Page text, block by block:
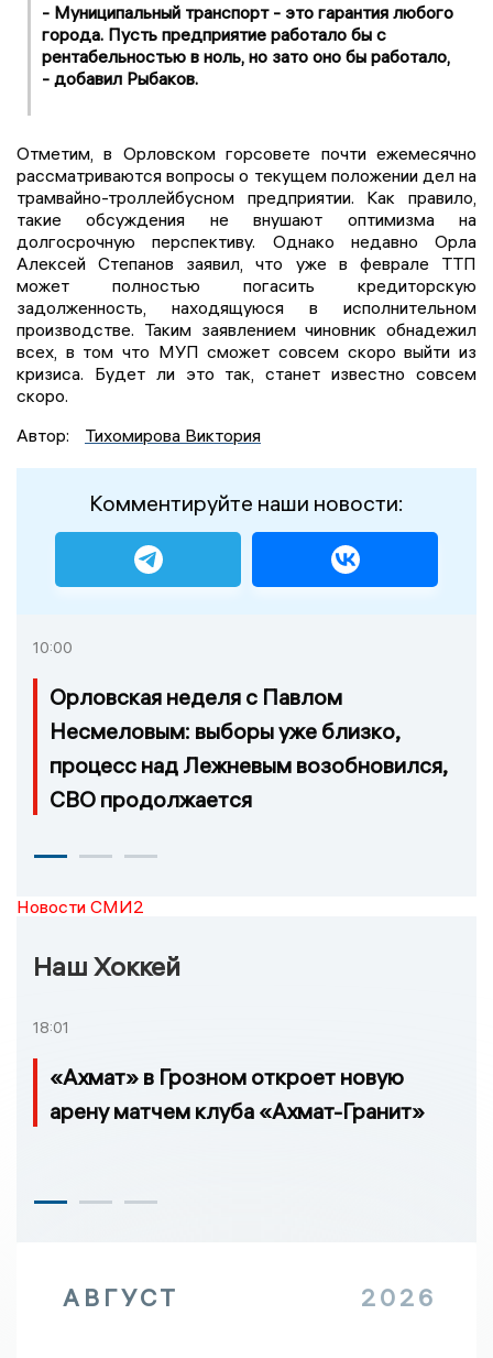
- Муниципальный транспорт - это гарантия любого
города. Пусть предприятие работало бы с
рентабельностью в ноль, но зато оно бы работало,
- добавил Рыбаков.
Отметим, в Орловском горсовете почти ежемесячно
рассматриваются вопросы о текущем положении дел на
трамвайно-троллейбусном предприятии. Как правило,
такие обсуждения не внушают оптимизма на
долгосрочную перспективу. Однако недавно Орла
Алексей Степанов заявил, что уже в феврале ТТП
может полностью погасить кредиторскую
задолженность, находящуюся в исполнительном
производстве. Таким заявлением чиновник обнадежил
всех, в том что МУП сможет совсем скоро выйти из
кризиса. Будет ли это так, станет известно совсем
скоро.
Автор:
Тихомирова Виктория
Комментируйте наши новости:
10:00
Орловская неделя с Павлом
Несмеловым: выборы уже близко,
процесс над Лежневым возобновился,
СВО продолжается
Новости СМИ2
Наш Хоккей
18:01
«Ахмат» в Грозном откроет новую
арену матчем клуба «Ахмат-Гранит»
АВГУСТ 2026